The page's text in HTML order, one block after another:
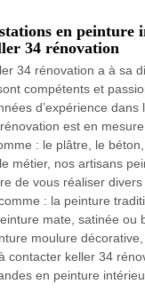
en peinture
34 rénovation
34 rénovation a à sa
compétents et
d’expérience dans
est en
: le plâtre, le
métier, nos artisans
de vous réaliser
: la peinture
mate, satinée ou
moulure
contacter keller 34
en peinture